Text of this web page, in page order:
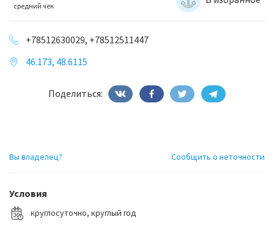
средний чек
+78512630029, +78512511447
46.173, 48.6115
Поделиться:
Вы владелец? Сообщить о неточности
Условия
круглосуточно, круглый год